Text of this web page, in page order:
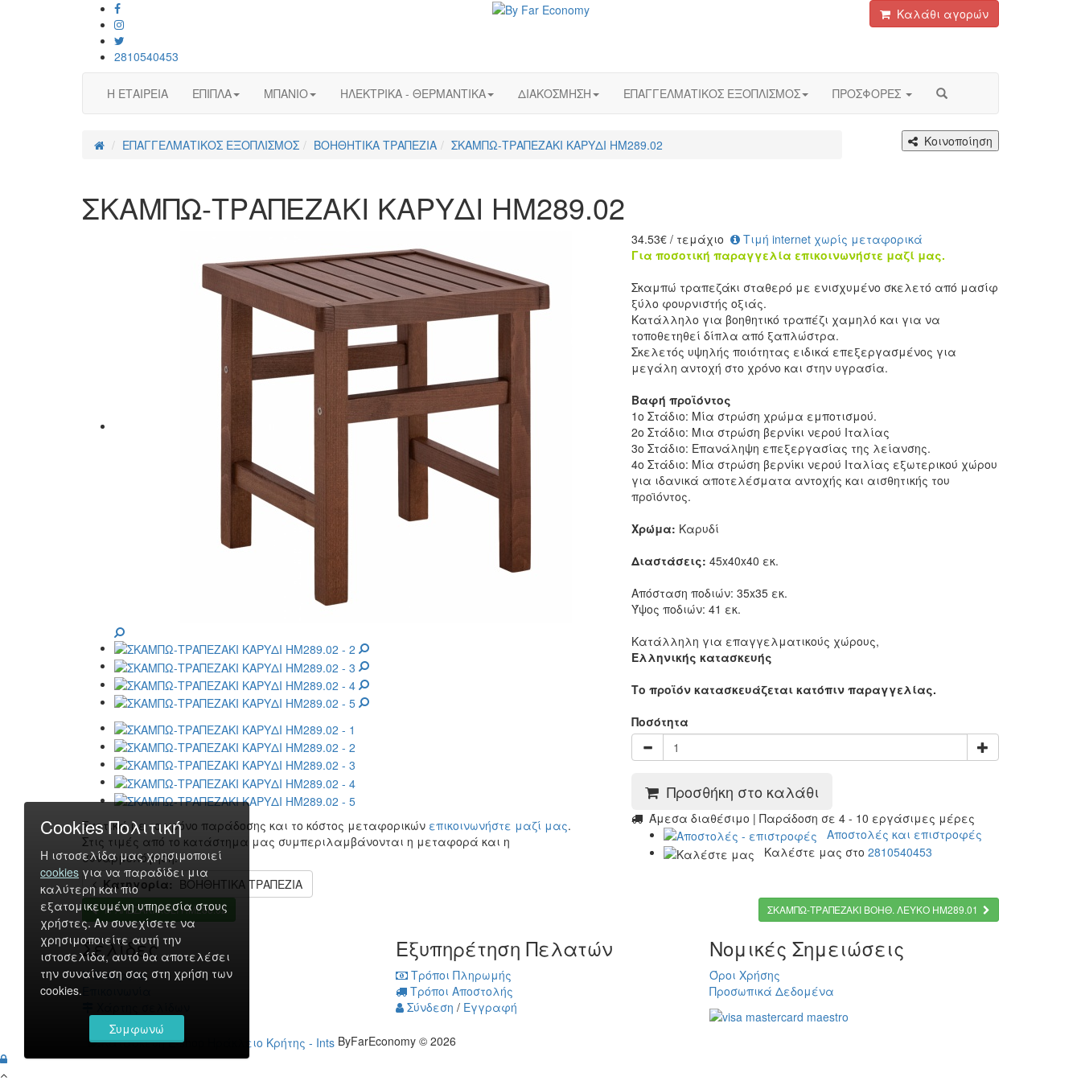
2810540453
Καλάθι αγορών
Η ΕΤΑΙΡΕΙΑ ΕΠΙΠΛΑ ΜΠΑΝΙΟ ΗΛΕΚΤΡΙΚΑ - ΘΕΡΜΑΝΤΙΚΑ ΔΙΑΚΟΣΜΗΣΗ ΕΠΑΓΓΕΛΜΑΤΙΚΟΣ ΕΞΟΠΛΙΣΜΟΣ ΠΡΟΣΦΟΡΕΣ
ΕΠΑΓΓΕΛΜΑΤΙΚΟΣ ΕΞΟΠΛΙΣΜΟΣ ΒΟΗΘΗΤΙΚΑ ΤΡΑΠΕΖΙΑ ΣΚΑΜΠΩ-ΤΡΑΠΕΖΑΚΙ ΚΑΡΥΔΙ HM289.02 Κοινοποίηση
ΣΚΑΜΠΩ-ΤΡΑΠΕΖΑΚΙ ΚΑΡΥΔΙ HM289.02
Σχετικά με το χρόνο παράδοσης και το κόστος μεταφορικών επικοινωνήστε μαζί μας.
Στις τιμές από το κατάστημα μας συμπεριλαμβάνονται η μεταφορά και η
συναρμολόγηση.
34.53€ / τεμάχιο
Τιμή internet χωρίς μεταφορικά
Για ποσοτική παραγγελία επικοινωνήστε μαζί μας.
Σκαμπώ τραπεζάκι σταθερό με ενισχυμένο σκελετό από μασίφ
ξύλο φουρνιστής οξιάς.
Κατάλληλο για βοηθητικό τραπέζι χαμηλό και για να
τοποθετηθεί δίπλα από ξαπλώστρα.
Σκελετός υψηλής ποιότητας ειδικά επεξεργασμένος για
μεγάλη αντοχή στο χρόνο και στην υγρασία.
Βαφή προϊόντος
1ο Στάδιο: Μία στρώση χρώμα εμποτισμού.
2ο Στάδιο: Μια στρώση βερνίκι νερού Ιταλίας
3ο Στάδιο: Επανάληψη επεξεργασίας της λείανσης.
4ο Στάδιο: Μία στρώση βερνίκι νερού Ιταλίας εξωτερικού χώρου
για ιδανικά αποτελέσματα αντοχής και αισθητικής του
προϊόντος.
Χρώμα: Καρυδί
Διαστάσεις: 45x40x40 εκ.
Απόσταση ποδιών: 35x35 εκ.
Ύψος ποδιών: 41 εκ.
Κατάλληλη για επαγγελματικούς χώρους,
Ελληνικής κατασκευής
Το προϊόν κατασκευάζεται κατόπιν παραγγελίας.
Ποσότητα
Προσθήκη στο καλάθι
Άμεσα διαθέσιμο | Παράδοση σε 4 - 10 εργάσιμες μέρες
Αποστολές και επιστροφές
Καλέστε μας στο 2810540453
Κατηγορία: ΒΟΗΘΗΤΙΚΑ ΤΡΑΠΕΖΙΑ
ΤΡΑΠΕΖΑΚΙ KΟLI HM288.02 ΣΚΑΜΠΩ-ΤΡΑΠΕΖΑΚΙ ΒΟΗΘ. ΛΕΥΚΟ HM289.01
Σελίδες
Η Εταιρεία
Εξυπηρέτηση Πελατών
Τρόποι Πληρωμής
Τρόποι Αποστολής
Σύνδεση / Εγγραφή
Νομικές Σημειώσεις
Όροι Χρήσης
Προσωπικά Δεδομένα
ByFarEconomy © 2026
Cookies Πολιτική
Η ιστοσελίδα μας χρησιμοποιεί
cookies για να παραδίδει μια
καλύτερη και πιο
εξατομικευμένη υπηρεσία στους
χρήστες. Αν συνεχίσετε να
χρησιμοποιείτε αυτή την
ιστοσελίδα, αυτό θα αποτελέσει
την συναίνεση σας στη χρήση των
cookies.
Συμφωνώ